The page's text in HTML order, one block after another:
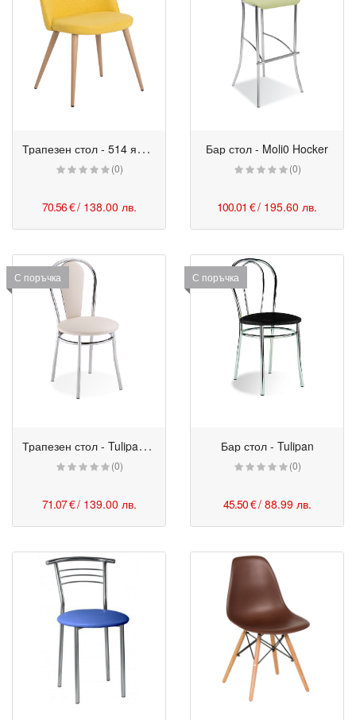
Т
рапезен стол - 514 яркожълт
(0)
70.56 €/ 138.00 лв.
Бар стол - Moli0 Hocker
(0)
100.01 €/ 195.60 лв.
С поръчка
Т
рапезен стол - Tulipan Plus
(0)
71.07 €/ 139.00 лв.
С поръчка
Бар стол - Tulipan
(0)
45.50 €/ 88.99 лв.